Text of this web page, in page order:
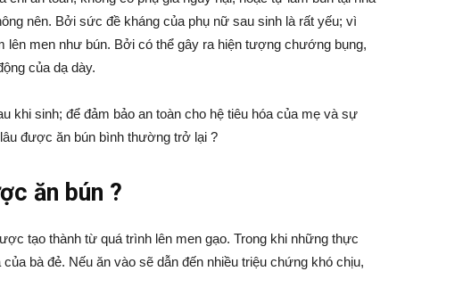
nên. Bởi sức đề kháng của phụ nữ sau sinh là rất yếu; vì
lên men như bún. Bởi có thể gây ra hiện tượng chướng bụng,
của dạ dày.
khi sinh; để đảm bảo an toàn cho hệ tiêu hóa của mẹ và sự
được ăn bún bình thường trở lại ?
ăn bún ?
tạo thành từ quá trình lên men gạo. Trong khi những thực
bà đẻ. Nếu ăn vào sẽ dẫn đến nhiều triệu chứng khó chịu,